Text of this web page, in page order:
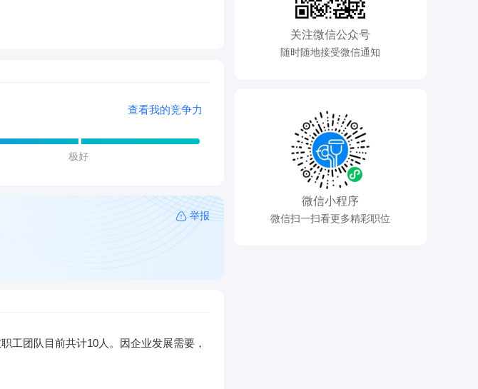
查看我的竞争力
极好
举报
工团队目前共计10人。因企业发展需要，
关注微信公众号
随时随地接受微信通知
微信小程序
微信扫一扫看更多精彩职位